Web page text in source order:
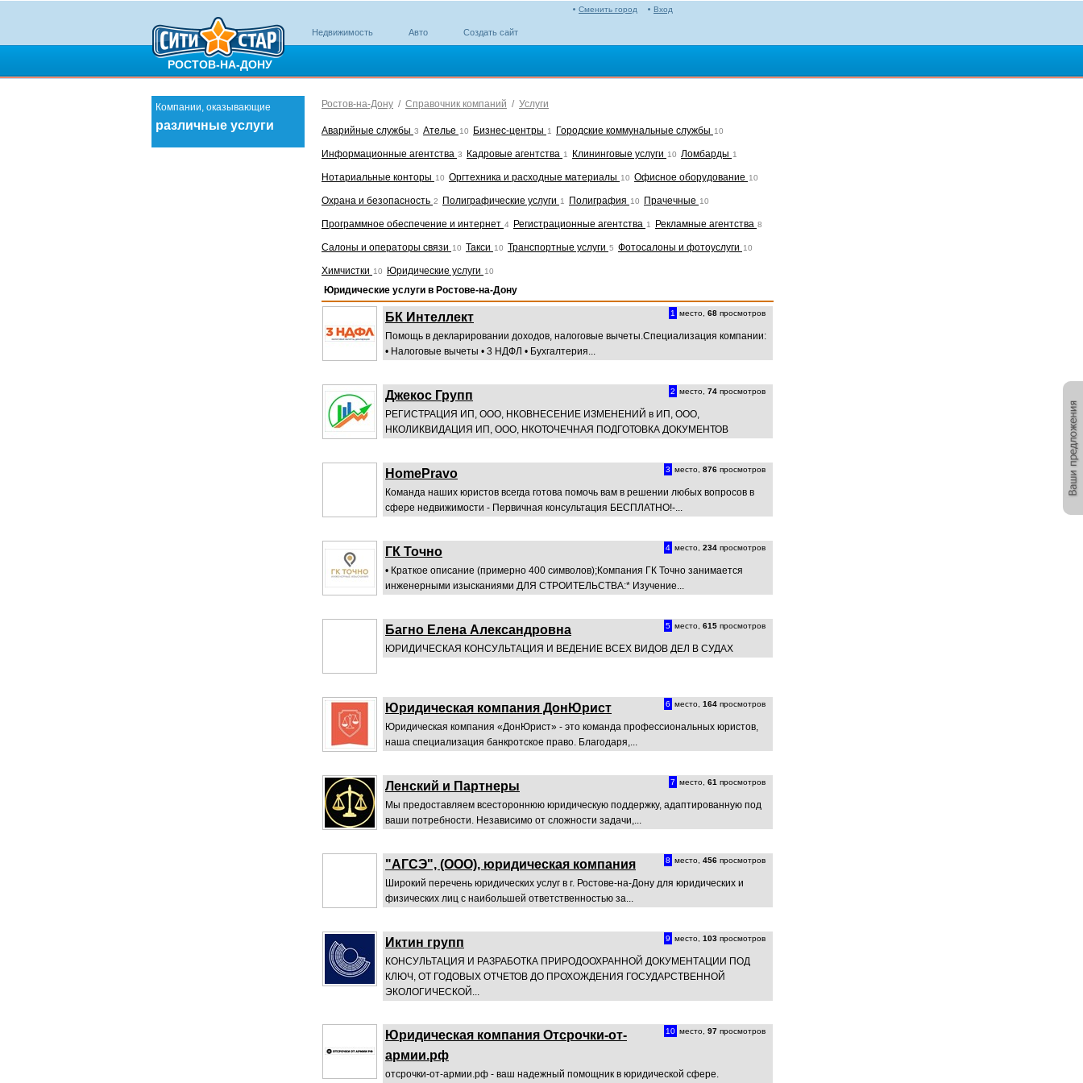
РОСТОВ-НА-ДОНУ
Вход
Сменить город
Недвижимость Авто Создать сайт
Компании, оказывающие
различные услуги
Ростов-на-Дону / Справочник компаний / Услуги
Аварийные службы 3 Ателье 10 Бизнес-центры 1 Городские коммунальные службы 10
Информационные агентства 3 Кадровые агентства 1 Клининговые услуги 10 Ломбарды 1
Нотариальные конторы 10 Оргтехника и расходные материалы 10 Офисное оборудование 10
Охрана и безопасность 2 Полиграфические услуги 1 Полиграфия 10 Прачечные 10
Программное обеспечение и интернет 4 Регистрационные агентства 1 Рекламные агентства 8
Салоны и операторы связи 10 Такси 10 Транспортные услуги 5 Фотосалоны и фотоуслуги 10
Химчистки 10 Юридические услуги 10
Юридические услуги в Ростове-на-Дону
БК Интеллект 1 место, 68 просмотров
Помощь в декларировании доходов, налоговые вычеты.Специализация компании:
• Налоговые вычеты • 3 НДФЛ • Бухгалтерия...
Джекос Групп 2 место, 74 просмотров
РЕГИСТРАЦИЯ ИП, ООО, НКОВНЕСЕНИЕ ИЗМЕНЕНИЙ в ИП, ООО,
НКОЛИКВИДАЦИЯ ИП, ООО, НКОТОЧЕЧНАЯ ПОДГОТОВКА ДОКУМЕНТОВ
HomePravo 3 место, 876 просмотров
Команда наших юристов всегда готова помочь вам в решении любых вопросов в
сфере недвижимости - Первичная консультация БЕСПЛАТНО!-...
ГК Точно 4 место, 234 просмотров
• Краткое описание (примерно 400 символов);Компания ГК Точно занимается
инженерными изысканиями ДЛЯ СТРОИТЕЛЬСТВА:* Изучение...
Багно Елена Александровна 5 место, 615 просмотров
ЮРИДИЧЕСКАЯ КОНСУЛЬТАЦИЯ И ВЕДЕНИЕ ВСЕХ ВИДОВ ДЕЛ В СУДАХ
Юридическая компания ДонЮрист 6 место, 164 просмотров
Юридическая компания «ДонЮрист» - это команда профессиональных юристов,
наша специализация банкротское право. Благодаря,...
Ленский и Партнеры 7 место, 61 просмотров
Мы предоставляем всестороннюю юридическую поддержку, адаптированную под
ваши потребности. Независимо от сложности задачи,...
"АГСЭ", (OOO), юридическая компания 8 место, 456 просмотров
Широкий перечень юридических услуг в г. Ростове-на-Дону для юридических и
физических лиц с наибольшей ответственностью за...
Иктин групп 9 место, 103 просмотров
КОНСУЛЬТАЦИЯ И РАЗРАБОТКА ПРИРОДООХРАННОЙ ДОКУМЕНТАЦИИ ПОД
КЛЮЧ, ОТ ГОДОВЫХ ОТЧЕТОВ ДО ПРОХОЖДЕНИЯ ГОСУДАРСТВЕННОЙ
ЭКОЛОГИЧЕСКОЙ...
Юридическая компания Отсрочки-от-
армии.рф
10 место, 97 просмотров
отсрочки-от-армии.рф - ваш надежный помощник в юридической сфере.